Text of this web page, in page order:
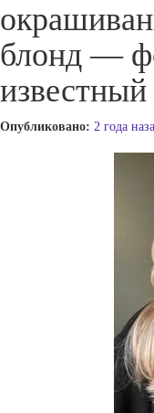
блонд —
Опубликовано: 2 года